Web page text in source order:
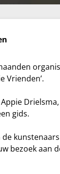
Vrienden’.
Drielsma,
gids.
bezoek aan